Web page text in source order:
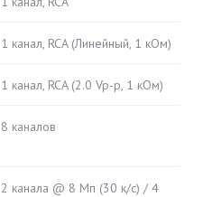
1 канал, RCA (Линейный, 1 кОм)
1 канал, RCA (2.0 Vp-p, 1 кОм)
8 каналов
2 канала @ 8 Мп (30 к/с) / 4